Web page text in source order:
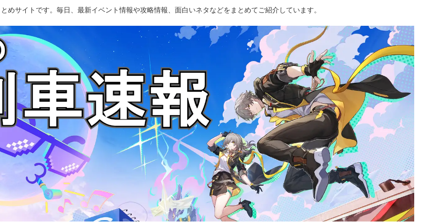
めサイトです。毎日、最新イベント情報や攻略情報、面白いネタなどをまとめてご紹介しています。